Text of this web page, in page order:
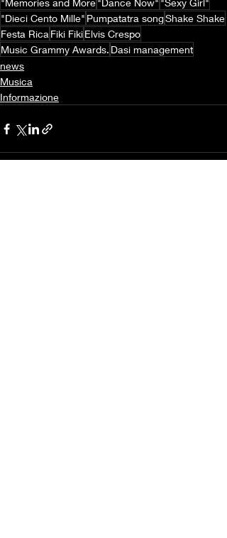
"Memories and More"Dance Now" "Sexy Girl"
"Dieci Cento Mille" Pumpatatra songShake Shake
Festa Rica Fiki FikiElvis Crespo
Music Grammy Awards. Dasi management
news
Musica
Informazione